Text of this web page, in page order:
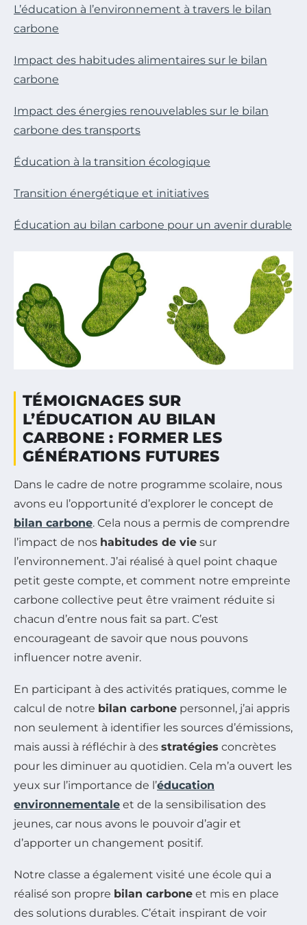
L’éducation à l’environnement à travers le bilan
carbone
Impact des habitudes alimentaires sur le bilan
carbone
Impact des énergies renouvelables sur le bilan
carbone des transports
Éducation à la transition écologique
Transition énergétique et initiatives
Éducation au bilan carbone pour un avenir durable
TÉMOIGNAGES SUR
L’ÉDUCATION AU BILAN
CARBONE : FORMER LES
GÉNÉRATIONS FUTURES
Dans le cadre de notre programme scolaire, nous
avons eu l’opportunité d’explorer le concept de
bilan carbone. Cela nous a permis de comprendre
l’impact de nos habitudes de vie sur
l’environnement. J’ai réalisé à quel point chaque
petit geste compte, et comment notre empreinte
carbone collective peut être vraiment réduite si
chacun d’entre nous fait sa part. C’est
encourageant de savoir que nous pouvons
influencer notre avenir.
En participant à des activités pratiques, comme le
calcul de notre bilan carbone personnel, j’ai appris
non seulement à identifier les sources d’émissions,
mais aussi à réfléchir à des stratégies concrètes
pour les diminuer au quotidien. Cela m’a ouvert les
yeux sur l’importance de l’éducation
environnementale et de la sensibilisation des
jeunes, car nous avons le pouvoir d’agir et
d’apporter un changement positif.
Notre classe a également visité une école qui a
réalisé son propre bilan carbone et mis en place
des solutions durables. C’était inspirant de voir